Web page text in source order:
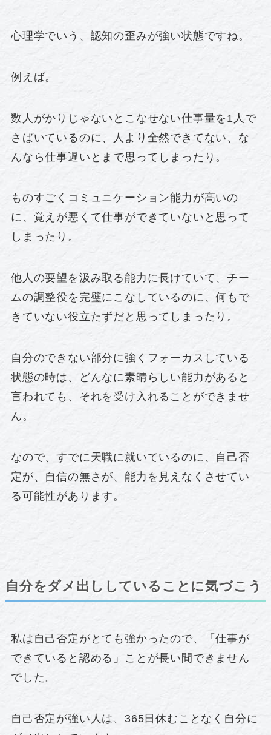
心理学でいう、認知の歪みが強い状態ですね。
例えば。
数人がかりじゃないとこなせない仕事量を1人で
さばいているのに、人より全然できてない、な
んなら仕事遅いとまで思ってしまったり。
ものすごくコミュニケーション能力が高いの
に、覚えが悪くて仕事ができていないと思って
しまったり。
他人の要望を汲み取る能力に長けていて、チー
ムの調整役を完璧にこなしているのに、何もで
きていない役立たずだと思ってしまったり。
自分のできない部分に強くフォーカスしている
状態の時は、どんなに素晴らしい能力があると
言われても、それを受け入れることができませ
ん。
なので、すでに天職に就いているのに、自己否
定が、自信の無さが、能力を見えなくさせてい
る可能性があります。
自分をダメ出ししていることに気づこう
私は自己否定がとても強かったので、「仕事が
できていると認める」ことが長い間できません
でした。
自己否定が強い人は、365日休むことなく自分に